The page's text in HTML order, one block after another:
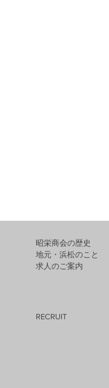
昭栄商会の歴史
地元・浜松のこと
求人のご案内
RECRUIT